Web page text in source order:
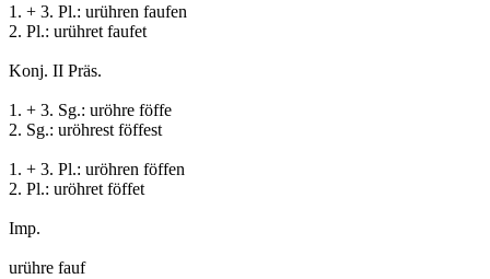
1. + 3. Pl.: urühren faufen
2. Pl.: urühret faufet
Konj. II Präs.
1. + 3. Sg.: uröhre föffe
2. Sg.: uröhrest föffest
1. + 3. Pl.: uröhren föffen
2. Pl.: uröhret föffet
Imp.
urühre fauf